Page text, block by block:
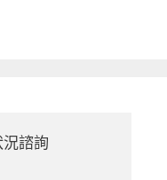
諮詢